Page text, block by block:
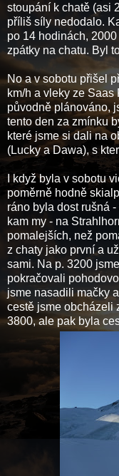
stoupání k chatě (asi
příliš síly nedodalo.
po 14 hodinách,
zpátky na chatu. Byl
No a v sobotu přišel
km/h a vleky ze Saas
původně plánováno,
tento den za zmínku
které jsme si dali na
(Lucky a Dawa), s
I když byla v sobotu
poměrně hodně
ráno byla dost rušná
kam my - na
pomalejších, než
z chaty jako první a
sami. Na p. 3200
pokračovali
jsme nasadili mačky
cestě jsme obcházeli
3800, ale pak byla